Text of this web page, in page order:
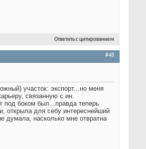
Ответить с цитированием
#48
участок: экспорт...но меня
связанную с ин.
под боком был...правда теперь
открыла для себу интереснейший
думала, насколько мне отвратна